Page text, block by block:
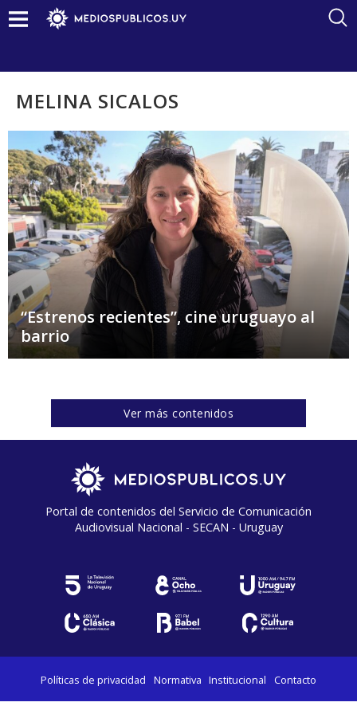
MELINA SICALOS
“Estrenos recientes”, cine uruguayo al
barrio
Ver más contenidos
Portal de contenidos del Servicio de Comunicación
Audiovisual Nacional - SECAN - Uruguay
Políticas de privacidad Normativa Institucional Contacto